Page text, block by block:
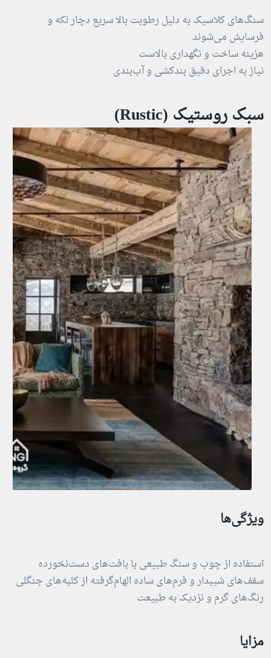
سنگ‌های کلاسیک به دلیل رطوبت بالا سریع دچار لکه و
فرسایش می‌شوند
هزینه ساخت و نگهداری بالاست
نیاز به اجرای دقیق بندکشی و آب‌بندی
سبک روستیک (Rustic)
ویژگی‌ها
استفاده از چوب و سنگ طبیعی با بافت‌های دست‌نخورده
سقف‌های شیبدار و فرم‌های ساده الهام‌گرفته از کلبه‌های جنگلی
رنگ‌های گرم و نزدیک به طبیعت
مزایا